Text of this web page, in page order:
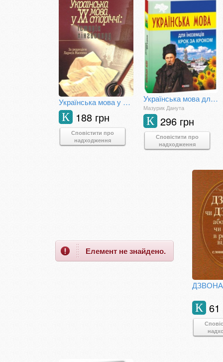
Українська мова у ХХ сторіччі: історія лінгвоциду
188 грн
К
Сповістити про
надходження
Українська мова для іноземців. Крок за кроком
Мазурик Данута
296 грн
К
Сповістити про
надходження
Елемент не знайдено.
61
К